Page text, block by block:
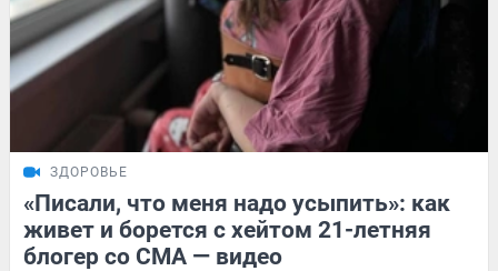
ЗДОРОВЬЕ
«Писали, что меня надо усыпить»: как
живет и борется с хейтом 21-летняя
блогер со СМА — видео